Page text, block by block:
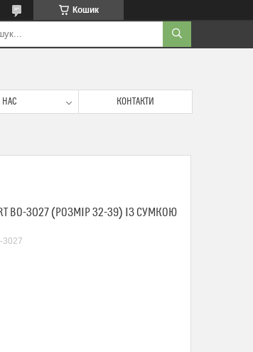
Кошик
НАС КОНТАКТИ
BO-3027 (РОЗМІР 32-39) ІЗ СУМКОЮ
3027